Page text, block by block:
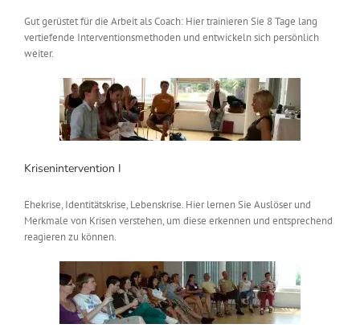
Gut gerüstet für die Arbeit als Coach: Hier trainieren Sie 8 Tage lang
vertiefende Interventionsmethoden und entwickeln sich persönlich
weiter.
Krisenintervention I
Ehekrise, Identitätskrise, Lebenskrise. Hier lernen Sie Auslöser und
Merkmale von Krisen verstehen, um diese erkennen und entsprechend
reagieren zu können.